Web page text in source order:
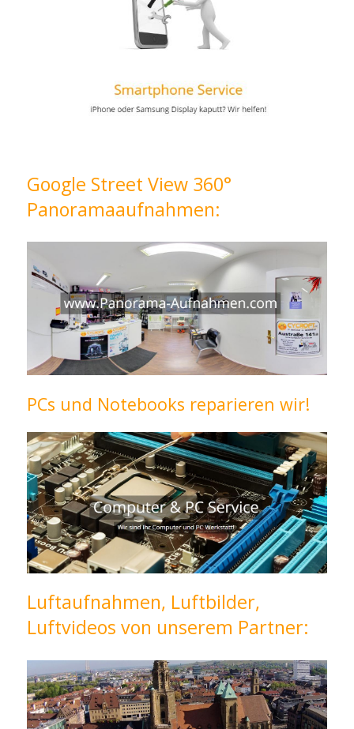
Google Street View 360°
Panoramaaufnahmen:
PCs und Notebooks reparieren wir!
Luftaufnahmen, Luftbilder,
Luftvideos von unserem Partner: